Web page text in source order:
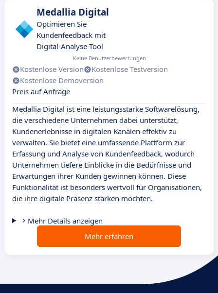
Medallia Digital
Optimieren Sie
Kundenfeedback mit
Digital-Analyse-Tool
Keine Benutzerbewertungen
Kostenlose Version
Kostenlose Testversion
Kostenlose Demoversion
Preis auf Anfrage
Medallia Digital ist eine leistungsstarke Softwarelösung,
die verschiedene Unternehmen dabei unterstützt,
Kundenerlebnisse in digitalen Kanälen effektiv zu
verwalten. Sie bietet eine umfassende Plattform zur
Erfassung und Analyse von Kundenfeedback, wodurch
Unternehmen tiefere Einblicke in die Bedürfnisse und
Erwartungen ihrer Kunden gewinnen können. Diese
Funktionalität ist besonders wertvoll für Organisationen,
die ihre digitale Präsenz stärken möchten.
Mehr Details anzeigen
Mehr erfahren